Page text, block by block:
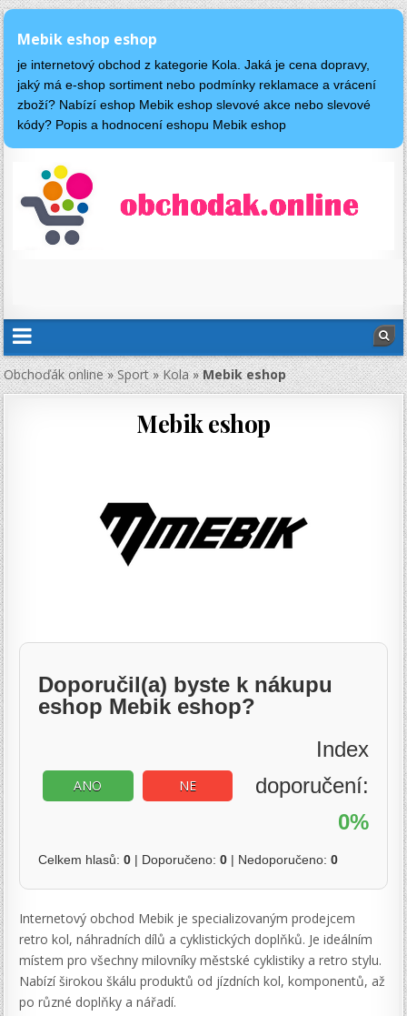
Mebik eshop eshop
je internetový obchod z kategorie Kola. Jaká je cena dopravy,
jaký má e-shop sortiment nebo podmínky reklamace a vrácení
zboží? Nabízí eshop Mebik eshop slevové akce nebo slevové
kódy? Popis a hodnocení eshopu Mebik eshop
Obchoďák online»Sport»Kola»Mebik eshop
Mebik eshop
Doporučil(a) byste k nákupu
eshop Mebik eshop?
ANO NE
Index
doporučení:
0%
Celkem hlasů:0 | Doporučeno:0 | Nedoporučeno:0
Internetový obchod Mebik je specializovaným prodejcem
retro kol, náhradních dílů a cyklistických doplňků. Je ideálním
místem pro všechny milovníky městské cyklistiky a retro stylu.
Nabízí širokou škálu produktů od jízdních kol, komponentů, až
po různé doplňky a nářadí.